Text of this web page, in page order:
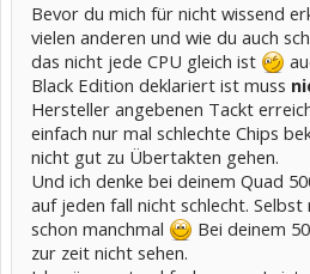
Bevor du mich für nicht wissend
vielen anderen und wie du auch
das nicht jede CPU gleich ist
Black Edition deklariert ist muss
Hersteller angebenen Tackt
einfach nur mal schlechte Chips
nicht gut zu Übertakten gehen.
Und ich denke bei deinem Quad
auf jeden fall nicht schlecht.
schon manchmal
Bei deinem
zur zeit nicht sehen.